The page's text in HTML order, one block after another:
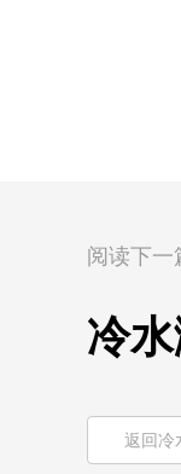
阅读下一
冷
返回冷